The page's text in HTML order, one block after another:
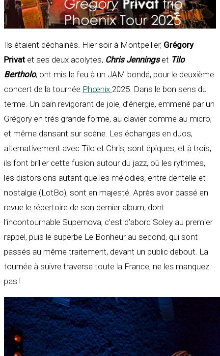
Ils étaient déchainés. Hier soir à Montpellier, Grégory
Privat et ses deux acolytes, Chris Jenningset Tilo
Bertholo, ont mis le feu à un JAM bondé, pour le deuxième
concert de la tournée Phœnix 2025. Dans le bon sens du
terme. Un bain revigorant de joie, d’énergie, emmené par un
Grégory en très grande forme, au clavier comme au micro,
et même dansant sur scène. Les échanges en duos,
alternativement avec Tilo et Chris, sont épiques, et à trois,
ils font briller cette fusion autour du jazz, où les rythmes,
les distorsions autant que les mélodies, entre dentelle et
nostalgie (LotBo), sont en majesté. Après avoir passé en
revue le répertoire de son dernier album, dont
l’incontournable Supernova, c’est d’abord Soley au premier
rappel, puis le superbe Le Bonheur au second, qui sont
passés au même traitement, devant un public debout. La
tournée à suivre traverse toute la France, ne les manquez
pas !